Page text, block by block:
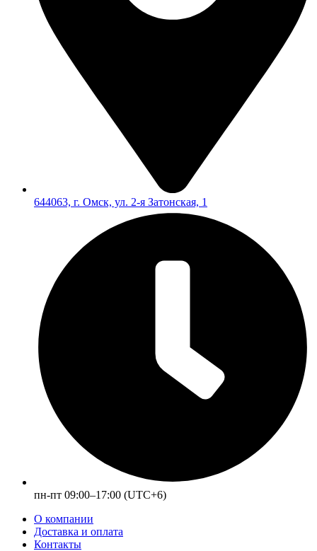
644063, г. Омск, ул. 2-я Затонская, 1
пн-пт 09:00–17:00 (UTC+6)
О компании
Доставка и оплата
Контакты